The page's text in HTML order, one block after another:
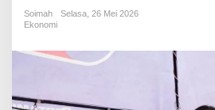
a
Soimah
Selasa, 26 Mei 2026
Ekonomi